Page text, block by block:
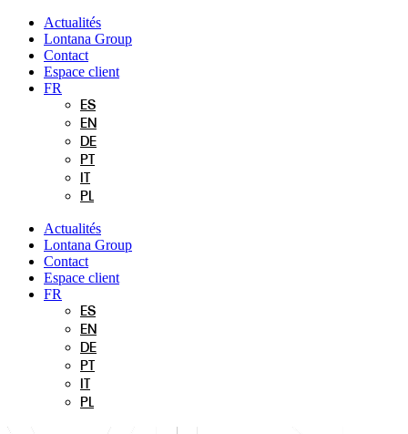
Aller
contenu
Actualités
Lontana Group
Contact
Espace client
FR
ES
EN
DE
PT
PL
Actualités
Lontana Group
Contact
Espace client
FR
ES
EN
DE
PT
PL